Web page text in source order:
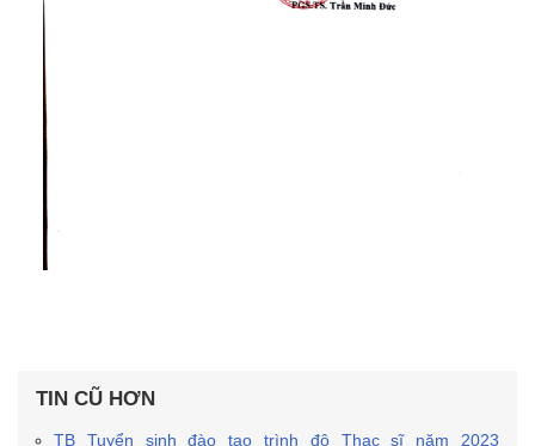
TIN CŨ HƠN
TB Tuyển sinh đào tạo trình độ Thạc sĩ năm 2023